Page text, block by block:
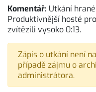
Komentář: Utkání
Produktivnější hosté
zvítězili vysoko 0:13.
Zápis o utkání není
případě zájmu o
administrátora.